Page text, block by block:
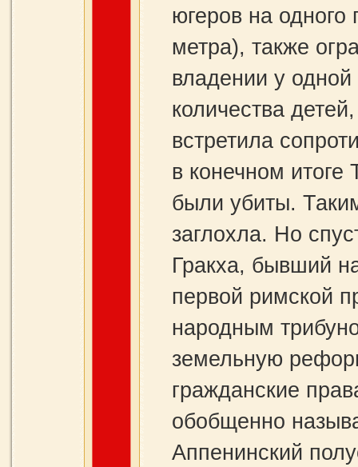
югеров на одного
метра), также
владении у
количества
встретила
в конечном итоге
были убиты.
заглохла. Но
Гракха, бывший
первой римской
народным
земельную
гражданские
обобщенно
Аппенинский